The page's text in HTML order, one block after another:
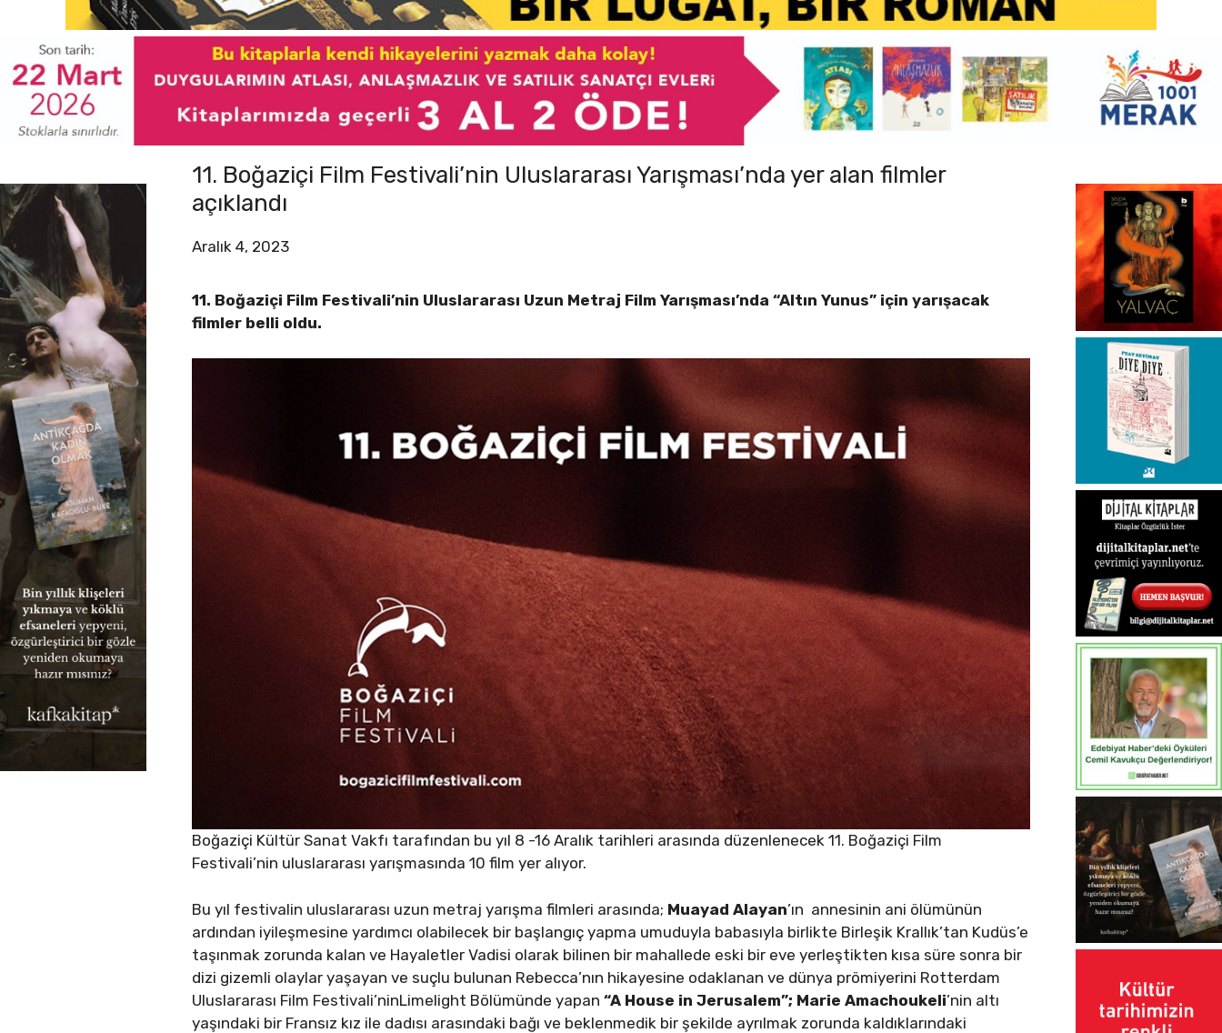
11. Boğaziçi Film Festivali’nin Uluslararası Yarışması’nda yer alan filmler
açıklandı
Aralık 4, 2023
11. Boğaziçi Film Festivali’nin Uluslararası Uzun Metraj Film Yarışması’nda “Altın Yunus” için yarışacak
filmler belli oldu.
Boğaziçi Kültür Sanat Vakfı tarafından bu yıl 8 -16 Aralık tarihleri arasında düzenlenecek 11. Boğaziçi Film
Festivali’nin uluslararası yarışmasında 10 film yer alıyor.
Bu yıl festivalin uluslararası uzun metraj yarışma filmleri arasında; Muayad Alayan’ın annesinin ani ölümünün
ardından iyileşmesine yardımcı olabilecek bir başlangıç yapma umuduyla babasıyla birlikte Birleşik Krallık’tan Kudüs’e
taşınmak zorunda kalan ve Hayaletler Vadisi olarak bilinen bir mahallede eski bir eve yerleştikten kısa süre sonra bir
dizi gizemli olaylar yaşayan ve suçlu bulunan Rebecca’nın hikayesine odaklanan ve dünya prömiyerini Rotterdam
Uluslararası Film Festivali’ninLimelight Bölümünde yapan“A House in Jerusalem”; Marie Amachoukeli’nin altı
yaşındaki bir Fransız kız ile dadısı arasındaki bağı ve beklenmedik bir şekilde ayrılmak zorunda kaldıklarındaki